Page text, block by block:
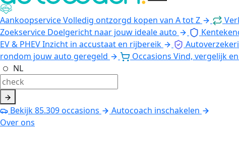
AankoopserviceVolledig ontzorgd kopen van A tot Z
Zoekservice Doelgericht naar jouw ideale auto
EV & PHEVInzicht in accustaat en rijbereik
rondom jouw auto geregeld
Occasions Vind, vergelijk
NL
Bekijk85.309occasions
Autocoach inschakelen
Over ons